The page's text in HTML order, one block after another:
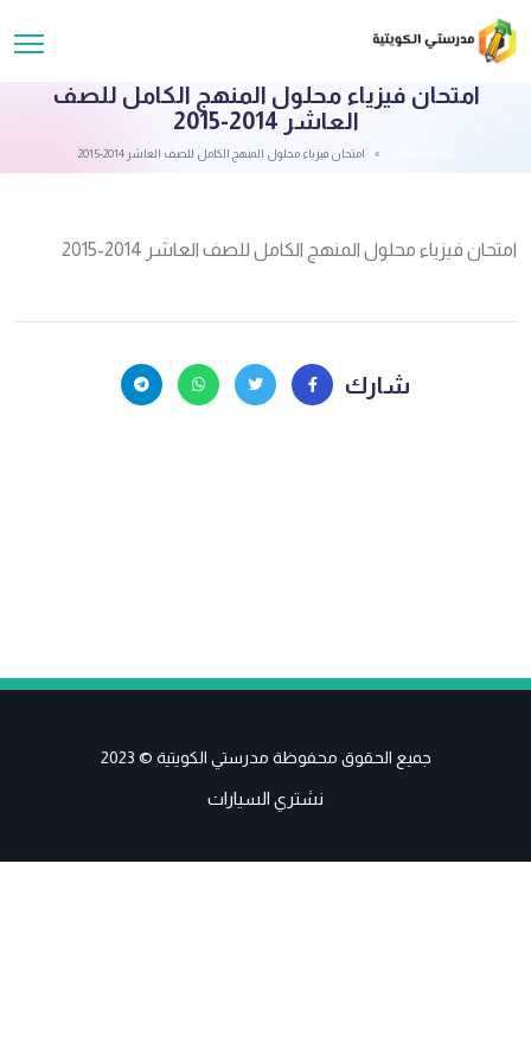
امتحان فيزياء محلول المنهج الكامل للصف
العاشر 2014-2015
امتحان فيزياء محلول المنهج الكامل للصف العاشر 2014-2015
امتحان فيزياء محلول المنهج الكامل للصف العاشر 2014-2015
شارك
جميع الحقوق محفوظة مدرستي الكويتية © 2023
نشتري السيارات